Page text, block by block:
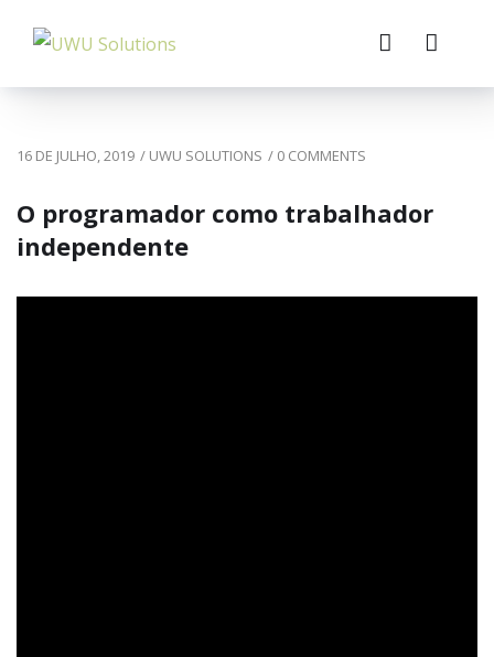
16 DE JULHO, 2019 / UWU SOLUTIONS / 0 COMMENTS
O programador como trabalhador
independente